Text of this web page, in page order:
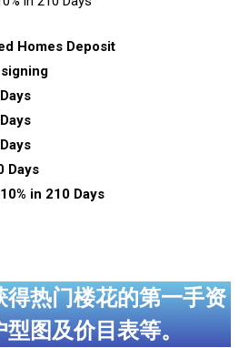
Homes Deposit
Days
in 210 Days
得热门楼花的第一手资
型图及价目表等。